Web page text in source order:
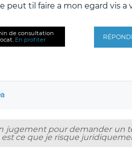
peut til faire a mon egard vis a
de consultation
En profiter
jugement pour demander un
est ce que je risque